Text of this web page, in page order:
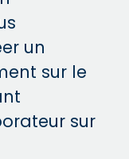
un
sur le
sur